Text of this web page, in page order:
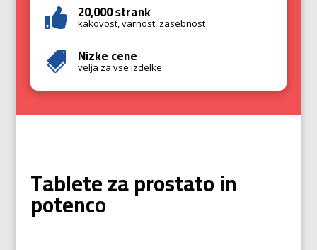
 20,000 strank
kakovost, varnost, zasebnost
 Nizke cene
velja za vse izdelke
Tablete za prostato in
potenco